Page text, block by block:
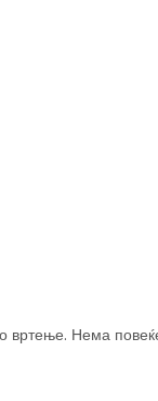
Нема